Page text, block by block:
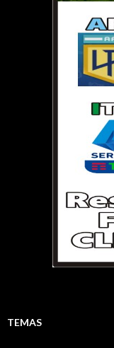
TEMAS